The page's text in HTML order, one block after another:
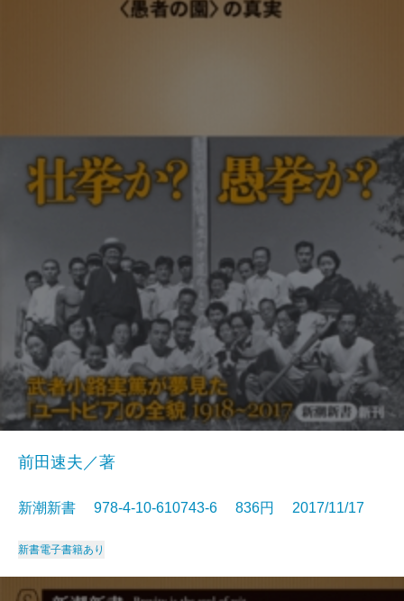
前田速夫／著
新潮新書 978-4-10-610743-6 836円 2017/11/17
新書電子書籍あり